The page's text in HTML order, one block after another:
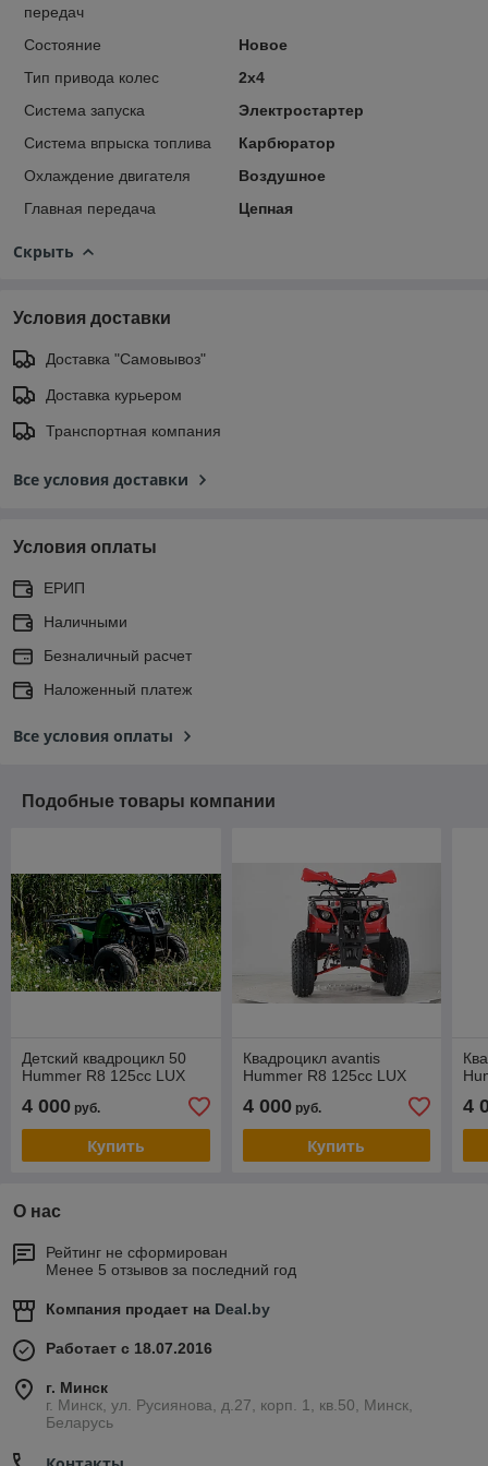
передач
Состояние
Новое
Тип привода колес
2х4
Система запуска
Электростартер
Система впрыска топлива
Карбюратор
Охлаждение двигателя
Воздушное
Главная передача
Цепная
Скрыть
Условия доставки
Доставка "Самовывоз"
Доставка курьером
Транспортная компания
Все условия доставки
Условия оплаты
ЕРИП
Наличными
Безналичный расчет
Наложенный платеж
Все условия оплаты
Подобные товары компании
Детский квадроцикл 50
Hummer R8 125cc LUX
4 000 руб.
Купить
Квадроцикл avantis
Hummer R8 125cc LUX
4 000руб.
Купить
4
О нас
Рейтинг не сформирован
Менее 5 отзывов за последний год
Компания продает на Deal.by
Работает с 18.07.2016
г. Минск
г. Минск, ул. Русиянова, д.27, корп. 1, кв.50, Минск,
Беларусь